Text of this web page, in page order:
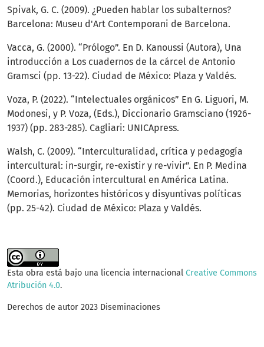
Spivak, G. C. (2009). ¿Pueden hablar los subalternos?
Barcelona: Museu d'Art Contemporani de Barcelona.
Vacca, G. (2000). “Prólogo”. En D. Kanoussi (Autora), Una
introducción a Los cuadernos de la cárcel de Antonio
Gramsci (pp. 13-22). Ciudad de México: Plaza y Valdés.
Voza, P. (2022). “Intelectuales orgánicos” En G. Liguori, M.
Modonesi, y P. Voza, (Eds.), Diccionario Gramsciano (1926-
1937) (pp. 283-285). Cagliari: UNICApress.
Walsh, C. (2009). “Interculturalidad, crítica y pedagogía
intercultural: in-surgir, re-existir y re-vivir”. En P. Medina
(Coord.), Educación intercultural en América Latina.
Memorias, horizontes históricos y disyuntivas políticas
(pp. 25-42). Ciudad de México: Plaza y Valdés.
Esta obra está bajo una licencia internacional Creative Commons
Atribución 4.0.
Derechos de autor 2023 Diseminaciones